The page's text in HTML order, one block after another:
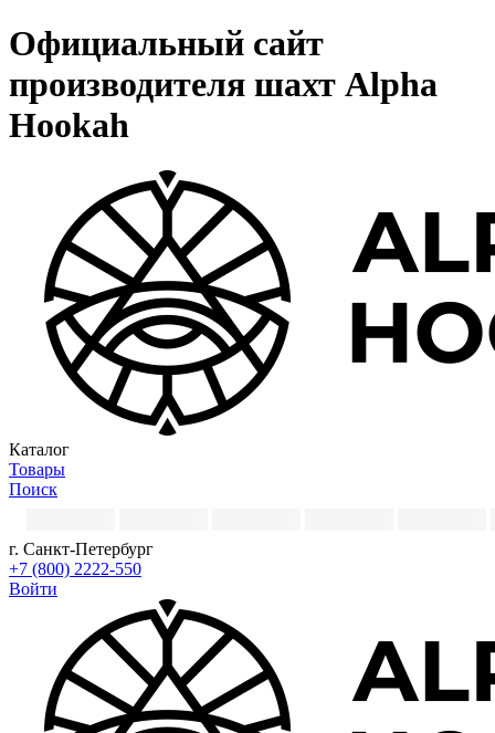
Официальный сайт
производителя шахт Alpha
Hookah
Каталог
Товары
Поиск
г. Санкт-Петербург
+7 (800) 2222-550
Войти